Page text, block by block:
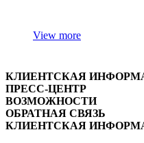
View more
КЛИЕНТСКАЯ
ПРЕСС-ЦЕНТР
ВОЗМОЖНОСТИ
ОБРАТНАЯ СВЯЗЬ
КЛИЕНТСКАЯ